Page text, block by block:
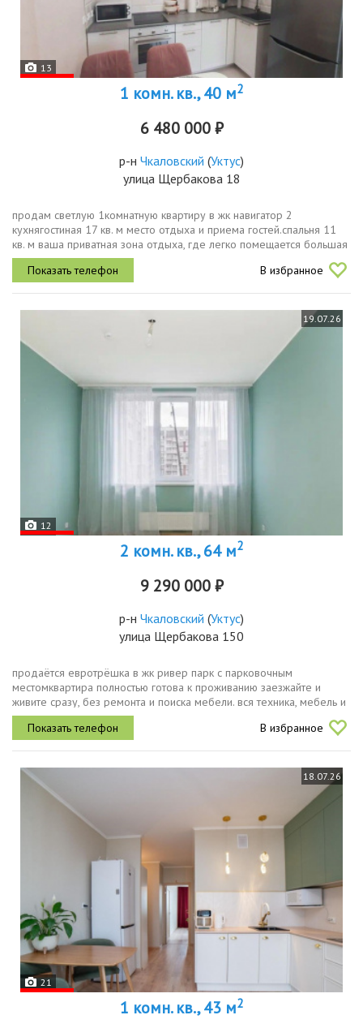
13
1 комн. кв., 40 м2
6 480 000 ₽
р-н Чкаловский (Уктус)
улица Щербакова 18
продам светлую 1комнатную квартиру в жк навигатор 2
кухнягостиная 17 кв. м место отдыха и приема гостей.спальня 11
кв. м ваша приватная зона отдыха, где легко помещается большая
кровать, шкаф гардероб.прихожая просторная, в ней расположен
шкафкупе...
В избранное
19.07.26
12
2 комн. кв., 64 м2
9 290 000 ₽
р-н Чкаловский (Уктус)
улица Щербакова 150
продаётся евротрёшка в жк ривер парк с парковочным
местомквартира полностью готова к проживанию заезжайте и
живите сразу, без ремонта и поиска мебели. вся техника, мебель и
текстиль в наличии кухонный гарнитур с варочной панелью и
духовкой,...
В избранное
18.07.26
21
1 комн. кв., 43 м2